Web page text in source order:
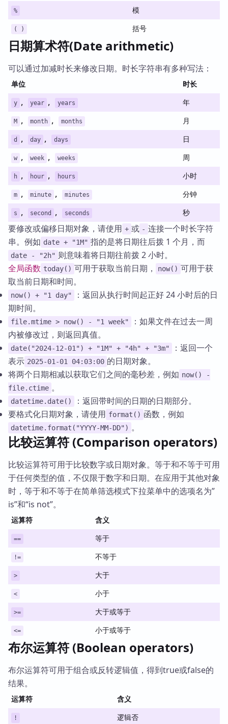
% 模
( ) 括号
日期算术符(Date arithmetic)
可以通过加减时长来修改日期。时长字符串有多种写法：
单位 时长
y , year , years 年
M , month , months 月
d , day , days 日
w , week , weeks 周
h , hour , hours 小时
m , minute , minutes 分钟
s , second , seconds 秒
要修改或偏移日期对象，请使用 + 或 - 连接一个时长字符
串。例如 date + "1M" 指的是将日期往后拨 1 个月，而
date - "2h" 则意味着将日期往前拨 2 小时。
全局函数 today() 可用于获取当前日期， now() 可用于获
取当前日期和时间。
now() + "1 day"
：返回从执行时间起正好 24 小时后的日
期时间。
file.mtime > now() - "1 week"
：如果文件在过去一周
内被修改过，则返回真值。
date("2024-12-01") + "1M" + "4h" + "3m"
：返回一个
表示 2025-01-01 04:03:00 的日期对象。
将两个日期相减以获取它们之间的毫秒差，例如 now() -
file.ctime 。
datetime.date()
：返回带时间的日期的日期部分。
要格式化日期对象，请使用 format() 函数，例如
datetime.format("YYYY-MM-DD") 。
比较运算符 (Comparison operators)
比较运算符可用于比较数字或日期对象。等于和不等于可用
于任何类型的值，不仅限于数字和日期。在应用于其他对象
时，等于和不等于在简单筛选模式下拉菜单中的选项名为”
is”和“is not”。
运算符 含义
== 等于
!= 不等于
> 大于
< 小于
>= 大于或等于
<= 小于或等于
布尔运算符 (Boolean operators)
布尔运算符可用于组合或反转逻辑值，得到true或false的
结果。
运算符 含义
! 逻辑否